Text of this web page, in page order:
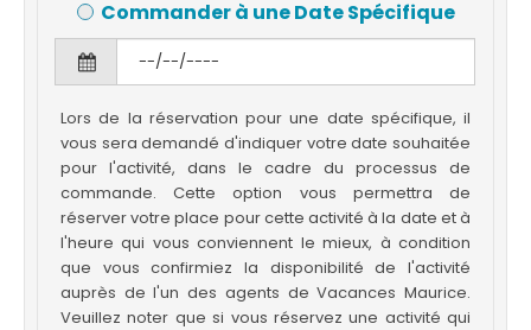
Commander à une Date Spécifique
Lors de la réservation pour une date spécifique, il
vous sera demandé d'indiquer votre date souhaitée
pour l'activité, dans le cadre du processus de
commande. Cette option vous permettra de
réserver votre place pour cette activité à la date et à
l'heure qui vous conviennent le mieux, à condition
que vous confirmiez la disponibilité de l'activité
auprès de l'un des agents de Vacances Maurice.
Veuillez noter que si vous réservez une activité qui